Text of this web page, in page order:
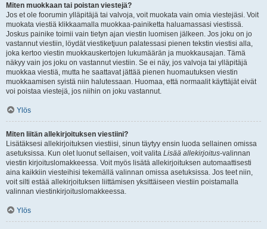
Miten muokkaan tai poistan viestejä?
Jos et ole foorumin ylläpitäjä tai valvoja, voit muokata vain omia viestejäsi. Voit
muokata viestiä klikkaamalla muokkaa-painiketta haluamassasi viestissä.
Joskus painike toimii vain tietyn ajan viestin luomisen jälkeen. Jos joku on jo
vastannut viestiin, löydät viestiketjuun palatessasi pienen tekstin viestisi alla,
joka kertoo viestin muokkauskertojen lukumäärän ja muokkausajan. Tämä
näkyy vain jos joku on vastannut viestiin. Se ei näy, jos valvoja tai ylläpitäjä
muokkaa viestiä, mutta he saattavat jättää pienen huomautuksen viestin
muokkaamisen syistä niin halutessaan. Huomaa, että normaalit käyttäjät eivät
voi poistaa viestejä, jos niihin on joku vastannut.
Ylös
Miten liitän allekirjoituksen viestiini?
Lisätäksesi allekirjoituksen viestiisi, sinun täytyy ensin luoda sellainen omissa
asetuksissa. Kun olet luonut sellaisen, voit valita Lisää allekirjoitus-valinnan
viestin kirjoituslomakkeessa. Voit myös lisätä allekirjoituksen automaattisesti
aina kaikkiin viesteihisi tekemällä valinnan omissa asetuksissa. Jos teet niin,
voit silti estää allekirjoituksen liittämisen yksittäiseen viestiin poistamalla
valinnan viestinkirjoituslomakkeessa.
Ylös